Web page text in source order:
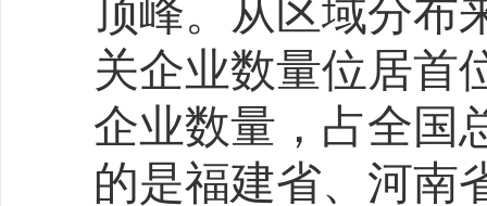
声明：免责声明：此文内
业宣传资讯，仅代表作者个
关。仅供读者参考，并请自